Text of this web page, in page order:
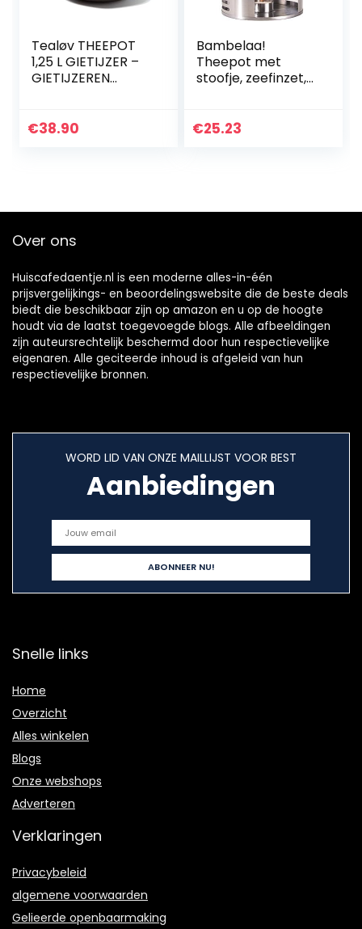
Tealøv THEEPOT
1,25 L GIETIJZER –
GIETIJZEREN
Met Uitneembare
Geëmailleerd –
Warm –
€38.90
Bambelaa!
Theepot met
stoofje, zeefinzet,
theezeef, kan,
€25.23
Over ons
Huiscafedaentje.nl is een moderne alles-in-één
prijsvergelijkings- en beoordelingswebsite die de beste deals
biedt die beschikbaar zijn op amazon en u op de hoogte
houdt via de laatst toegevoegde blogs. Alle afbeeldingen
zijn auteursrechtelijk beschermd door hun respectievelijke
eigenaren. Alle geciteerde inhoud is afgeleid van hun
respectievelijke bronnen.
WORD LID VAN ONZE MAILLIJST VOOR BEST
Aanbiedingen
Snelle links
Home
Overzicht
Alles winkelen
Blogs
Onze webshops
Adverteren
Verklaringen
Privacybeleid
algemene voorwaarden
Gelieerde openbaarmaking